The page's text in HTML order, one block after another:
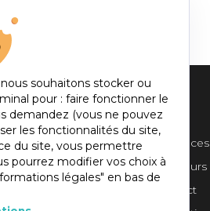
souhaitons stocker ou
pour : faire fonctionner le
demandez (vous ne pouvez
les fonctionnalités du site,
du site, vous permettre
pourrez modifier vos choix à
légales" en bas de
Menu
Etablissements
Culture
menu
footer2
Annonces
Concours
Contact